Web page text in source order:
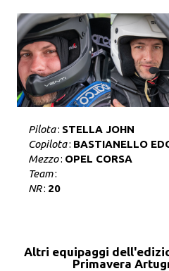
Pilota: STELLA JOHN
Copilota: BASTIANELLO
Mezzo: OPEL CORSA
Team:
NR: 20
Altri equipaggi
Primavera